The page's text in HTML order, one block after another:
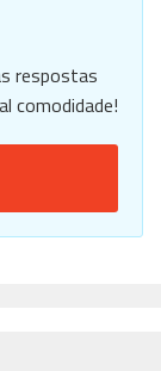
respostas
comodidade!